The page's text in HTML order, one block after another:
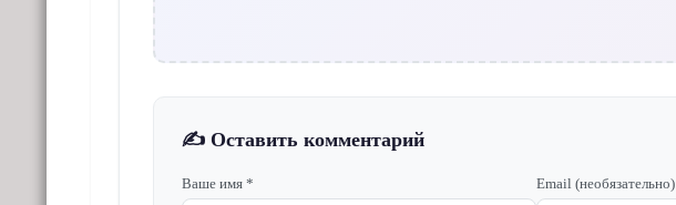
✍️ Оставить комментарий
Ваше имя * Email (необязательно)